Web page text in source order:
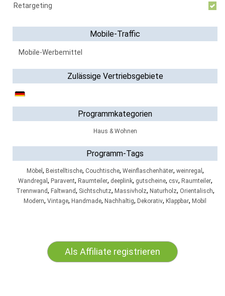
Retargeting
Mobile-Traffic
Mobile-Werbemittel
Zulässige Vertriebsgebiete
Programmkategorien
Haus & Wohnen
Programm-Tags
Möbel , Beistelltische, Couchtische, Weinflaschenhäter, weinregal ,
Wandregal , Paravent, Raumteiler, deeplink, gutscheine, csv, Raumteiler,
Trennwand, Faltwand, Sichtschutz, Massivholz, Naturholz, Orientalisch,
Modern, Vintage, Handmade, Nachhaltig, Dekorativ, Klappbar, Mobil
Als Affiliate registrieren